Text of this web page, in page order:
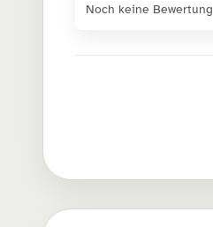
Noch keine Bewertung